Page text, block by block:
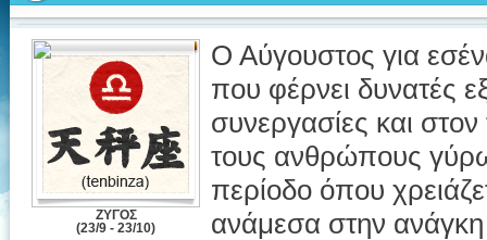
ΖΥΓΟΣ
(23/9 - 23/10)
Ο Αύγουστος για
που φέρνει δυνατές
συνεργασίες και
τους ανθρώπους
περίοδο όπου
ανάμεσα στην ανάγκη